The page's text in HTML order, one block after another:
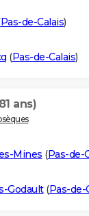
Pas-de-Calais)
(Pas-de-Calais)
ans)
Mines (Pas-de-
Godault(Pas-de-